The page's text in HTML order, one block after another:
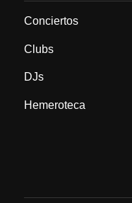
Conciertos
Clubs
DJs
Hemeroteca